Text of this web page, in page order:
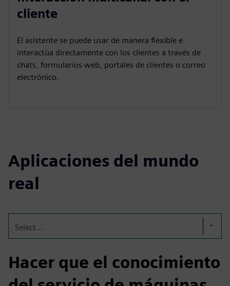
cliente
El asistente se puede usar de manera flexible e
interactúa directamente con los clientes a través de
chats, formularios web, portales de clientes o correo
electrónico.
Aplicaciones del mundo
real
Select...
Hacer que el conocimiento